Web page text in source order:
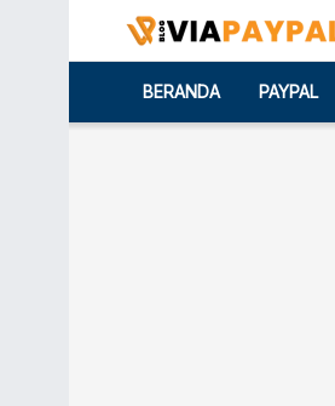
BERANDA PAYPAL